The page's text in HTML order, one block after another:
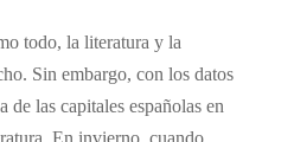
todo, la literatura y la
Sin embargo, con los datos
de las capitales españolas en
En invierno, cuando